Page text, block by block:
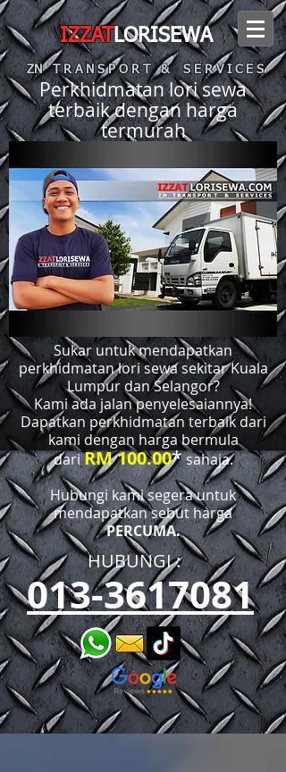
IZZATLORISEWA
ZN T R A N S P O R T & S E R V I C E S
Perkhidmatan lori sewa
terbaik dengan harga
termurah
Sukar untuk mendapatkan
perkhidmatan lori sewa sekitar Kuala
Lumpur dan Selangor?
Kami ada jalan penyelesaiannya!
Dapatkan perkhidmatan terbaik dari
kami dengan harga bermula
dariRM 100.00*sahaja.
Hubungi kami segera untuk
mendapatkan sebut harga
PERCUMA.
HUBUNGI :​​
013-3617081